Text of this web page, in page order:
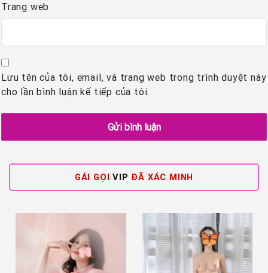
Trang web
Lưu tên của tôi, email, và trang web trong trình duyệt này
cho lần bình luận kế tiếp của tôi.
GÁI GỌIVIP ĐÃ XÁC MINH